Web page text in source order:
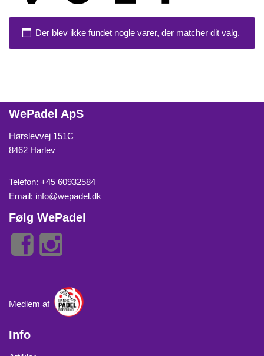
Der blev ikke fundet nogle varer, der matcher dit valg.
WePadel ApS
Hørslevvej 151C
8462 Harlev
Telefon: +45 60932584
Email: info@wepadel.dk
Følg WePadel
Medlem af
Info